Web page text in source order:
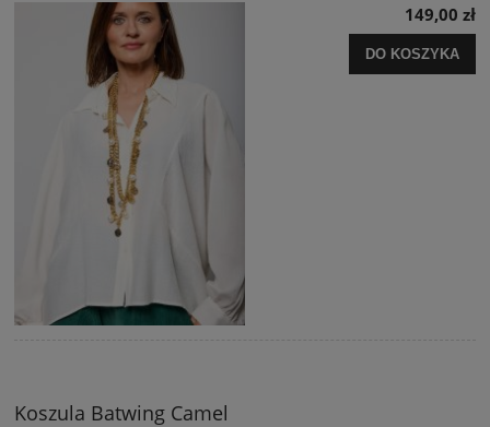
149,00 zł
DO KOSZYKA
Koszula Batwing Camel